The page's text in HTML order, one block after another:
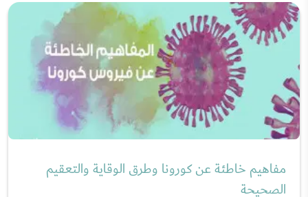
مفاهيم خاطئة عن كورونا وطرق الوقاية والتعقيم
الصحيحة